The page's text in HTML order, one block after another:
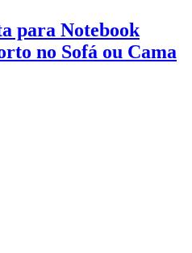
para Notebook
no Sofá ou Cama